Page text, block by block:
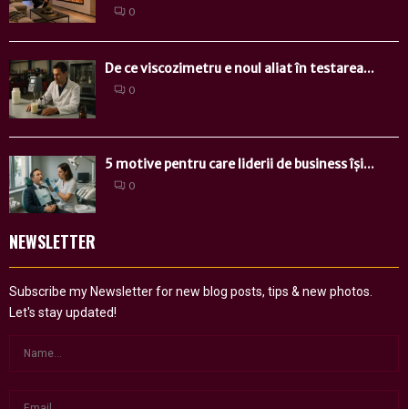
0
De ce viscozimetru e noul aliat în testarea...
0
5 motive pentru care liderii de business își...
0
NEWSLETTER
Subscribe my Newsletter for new blog posts, tips & new photos.
Let's stay updated!